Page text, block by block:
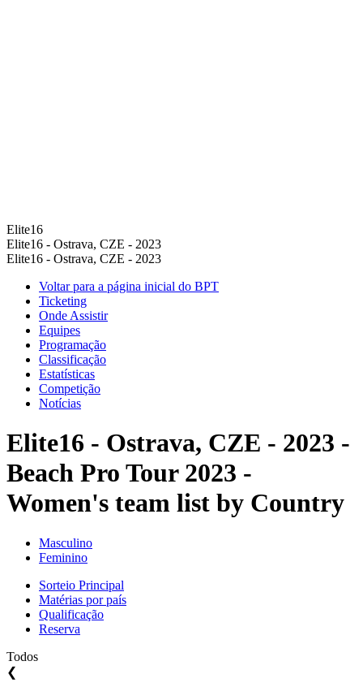
Elite16
Elite16 - Ostrava, CZE - 2023
Elite16 - Ostrava, CZE - 2023
Voltar para a página inicial do BPT
Ticketing
Onde Assistir
Equipes
Programação
Classificação
Estatísticas
Competição
Notícias
Elite16 - Ostrava, CZE - 2023 -
Beach Pro Tour 2023 -
Women's team list by Country
Masculino
Feminino
Sorteio Principal
Matérias por país
Qualificação
Reserva
Todos
❮